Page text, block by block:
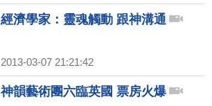
經濟學家：靈魂觸動 跟神溝通
2013-03-07 21:21:42
神韻藝術團六臨英國 票房火爆